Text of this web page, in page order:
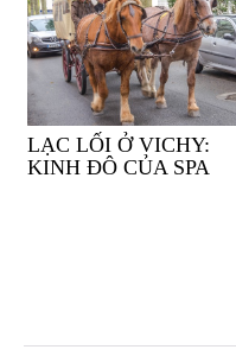
LẠC LỐI Ở VICHY:
KINH ĐÔ CỦA SPA